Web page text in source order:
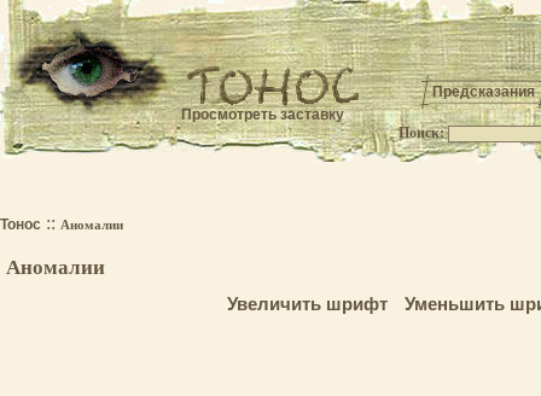
Предсказания
Поиск:
Тонос :: Аномалии
Аномалии
Увеличить шрифт Уменьшить
Просмотреть заставку